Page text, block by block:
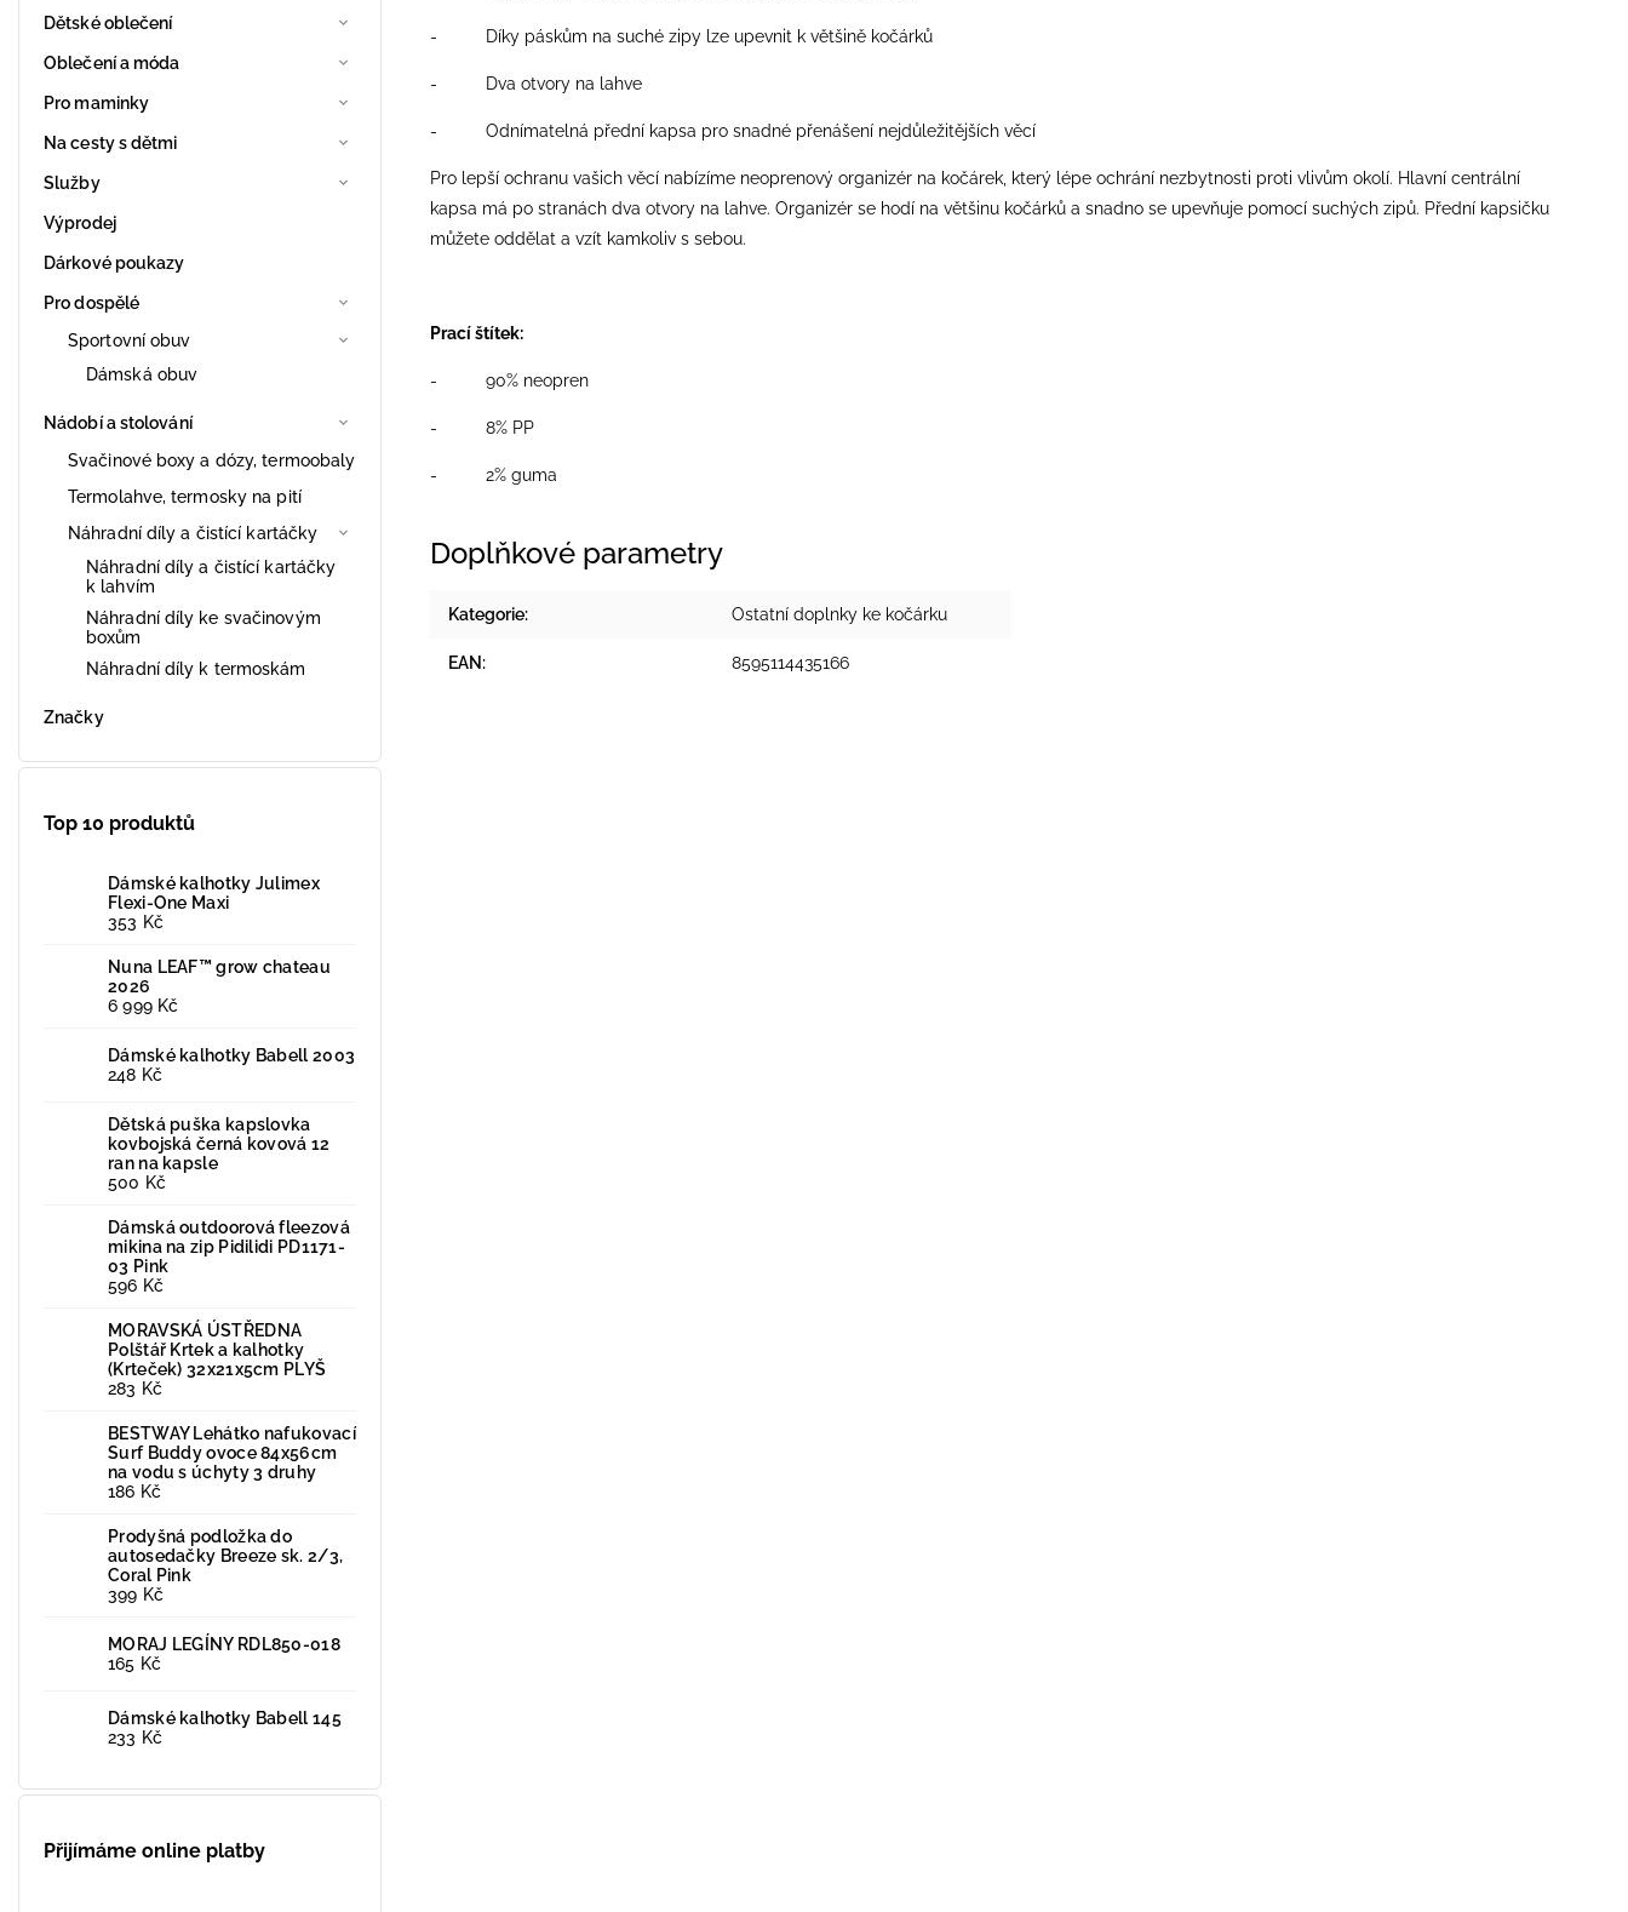
Dětské oblečení
Oblečení a móda
Pro maminky
Na cesty s dětmi
Služby
Výprodej
Dárkové poukazy
Pro dospělé
Sportovní obuv
Dámská obuv
Nádobí a stolování
Svačinové boxy a dózy, termoobaly
Termolahve, termosky na pití
Náhradní díly a čistící kartáčky
Náhradní díly a čistící kartáčky
k lahvím
Náhradní díly ke svačinovým
boxům
Náhradní díly k termoskám
Značky
Top 10 produktů
Dámské kalhotky Julimex
Flexi-One Maxi
353 Kč
Nuna LEAF™ grow chateau
2026
6 999 Kč
Dámské kalhotky Babell 2003
248 Kč
Dětská puška kapslovka
kovbojská černá kovová 12
ran na kapsle
500 Kč
Dámská outdoorová fleezová
mikina na zip Pidilidi PD1171-
03 Pink
596 Kč
MORAVSKÁ ÚSTŘEDNA
Polštář Krtek a kalhotky
(Krteček) 32x21x5cm PLYŠ
283 Kč
BESTWAY Lehátko nafukovací
Surf Buddy ovoce 84x56cm
na vodu s úchyty 3 druhy
186 Kč
Prodyšná podložka do
autosedačky Breeze sk. 2/3,
Coral Pink
399 Kč
MORAJ LEGÍNY RDL850-018
165 Kč
Dámské kalhotky Babell 145
233 Kč
Přijímáme online platby
- Díky páskům na suché zipy lze upevnit k většině kočárků
- Dva otvory na lahve
- Odnímatelná přední kapsa pro snadné přenášení nejdůležitějších věcí
Pro lepší ochranu vašich věcí nabízíme neoprenový organizér na kočárek, který lépe ochrání nezbytnosti proti vlivům okolí. Hlavní centrální
kapsa má po stranách dva otvory na lahve. Organizér se hodí na většinu kočárků a snadno se upevňuje pomocí suchých zipů. Přední kapsičku
můžete oddělat a vzít kamkoliv s sebou.
Prací štítek:
- 90% neopren
- 8% PP
- 2% guma
Doplňkové parametry
Kategorie: Ostatní doplnky ke kočárku
EAN : 8595114435166